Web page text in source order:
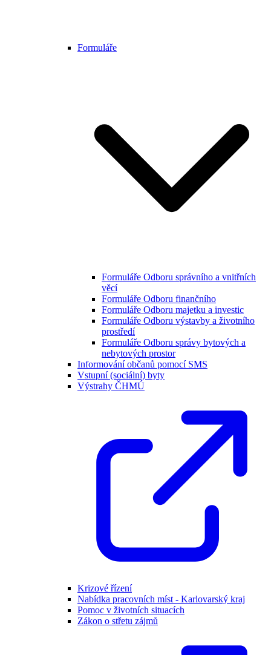
Formuláře
Formuláře Odboru správního a vnitřních
věcí
Formuláře Odboru finančního
Formuláře Odboru majetku a investic
Formuláře Odboru výstavby a životního
prostředí
Formuláře Odboru správy bytových a
nebytových prostor
Informování občanů pomocí SMS
Vstupní (sociální) byty
Výstrahy ČHMÚ
Krizové řízení
Nabídka pracovních míst - Karlovarský kraj
Pomoc v životních situacích
Zákon o střetu zájmů